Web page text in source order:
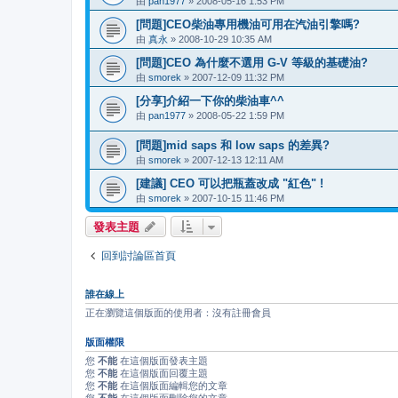
[問題]CEO柴油專用機油可用在汽油引擎嗎?
由 真永 » 2008-10-29 10:35 AM
[問題]CEO 為什麼不選用 G-V 等級的基礎油?
由 smorek » 2007-12-09 11:32 PM
[分享]介紹一下你的柴油車^^
由 pan1977 » 2008-05-22 1:59 PM
[問題]mid saps 和 low saps 的差異?
由 smorek » 2007-12-13 12:11 AM
[建議] CEO 可以把瓶蓋改成 "紅色" !
由 smorek » 2007-10-15 11:46 PM
發表主題
回到討論區首頁
誰在線上
正在瀏覽這個版面的使用者：沒有註冊會員
版面權限
您 不能 在這個版面發表主題
您 不能 在這個版面回覆主題
您 不能 在這個版面編輯您的文章